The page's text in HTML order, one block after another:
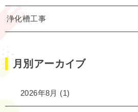
浄化槽工事
月別アーカイブ
2026年8月 (1)